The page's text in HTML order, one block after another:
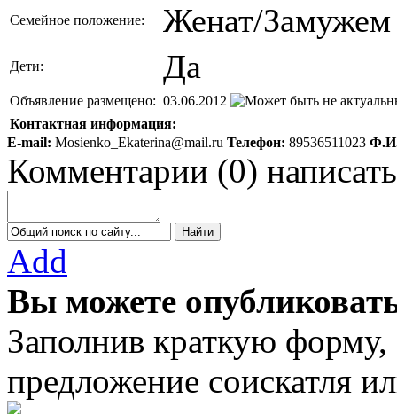
Семейное положение: Женат/Замужем
Дети: Да
Объявление размещено: 03.06.2012
Контактная информация:
E-mail: Mosienko_Ekaterina@mail.ru Телефон: 89536511023
Комментарии (0) написать
Add
Вы можете
Заполнив краткую
предложение соискатля